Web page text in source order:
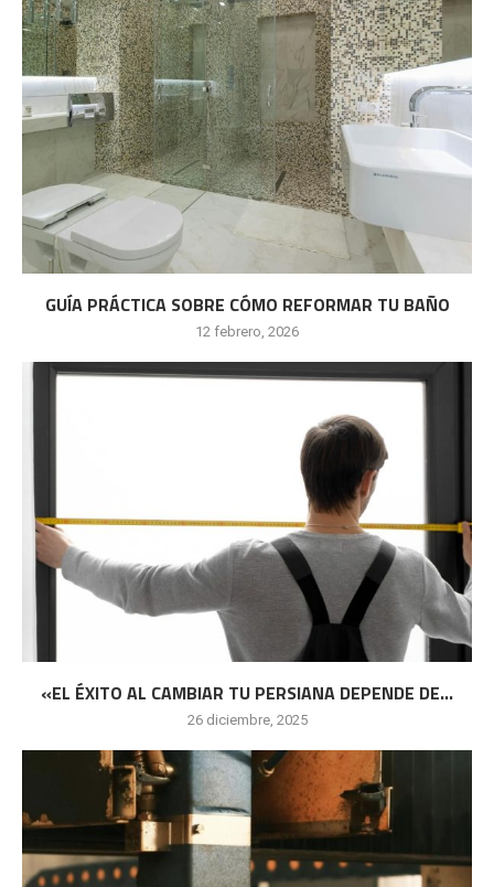
GUÍA PRÁCTICA SOBRE CÓMO REFORMAR TU BAÑO
12 febrero, 2026
«EL ÉXITO AL CAMBIAR TU PERSIANA DEPENDE DE...
26 diciembre, 2025